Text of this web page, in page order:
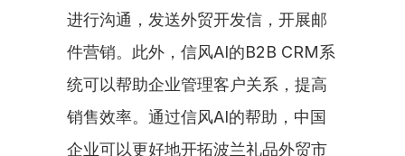
进行沟通，发送外贸开发信，开展邮
件营销。此外，信风AI的B2B CRM系
统可以帮助企业管理客户关系，提高
销售效率。通过信风AI的帮助，中国
企业可以更好地开拓波兰礼品外贸市